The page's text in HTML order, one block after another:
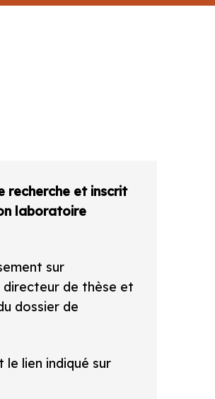
et inscrit
laboratoire
sur
directeur de thèse et
dossier de
lien indiqué sur